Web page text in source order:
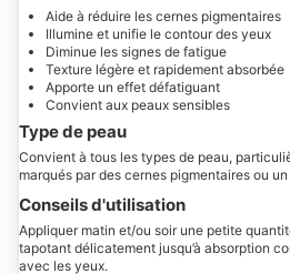
Aide à réduire les cernes pigmentaires
Illumine et unifie le contour des yeux
Diminue les signes de fatigue
Texture légère et rapidement absorbée
Apporte un effet défatiguant
Convient aux peaux sensibles
Type de peau
Convient à tous les types de peau,
marqués par des cernes pigmentaires ou
Conseils d'utilisation
Appliquer matin et/ou soir une petite
tapotant délicatement jusqu’à absorption
avec les yeux.